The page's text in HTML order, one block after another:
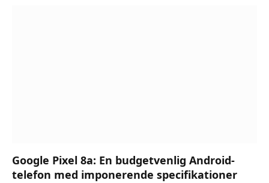
Google Pixel 8a: En budgetvenlig Android-
telefon med imponerende specifikationer